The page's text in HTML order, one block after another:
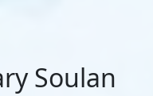
Soulan